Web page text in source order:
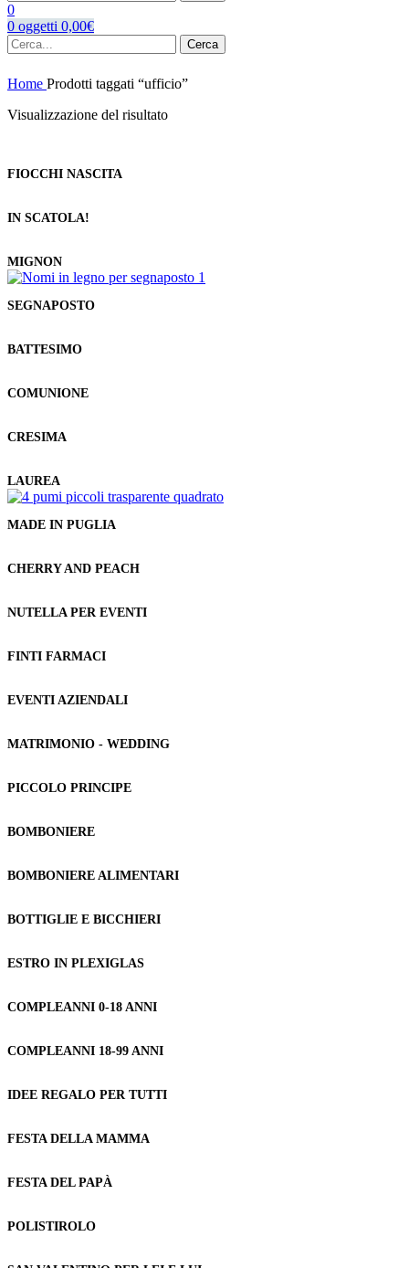
0
0 oggetti 0,00€
Cerca
Home Prodotti taggati “ufficio”
Visualizzazione del risultato
FIOCCHI NASCITA
IN SCATOLA!
MIGNON
SEGNAPOSTO
BATTESIMO
COMUNIONE
CRESIMA
LAUREA
MADE IN PUGLIA
CHERRY AND PEACH
NUTELLA PER EVENTI
FINTI FARMACI
EVENTI AZIENDALI
MATRIMONIO - WEDDING
PICCOLO PRINCIPE
BOMBONIERE
BOMBONIERE ALIMENTARI
BOTTIGLIE E BICCHIERI
ESTRO IN PLEXIGLAS
COMPLEANNI 0-18 ANNI
COMPLEANNI 18-99 ANNI
IDEE REGALO PER TUTTI
FESTA DELLA MAMMA
FESTA DEL PAPÀ
POLISTIROLO